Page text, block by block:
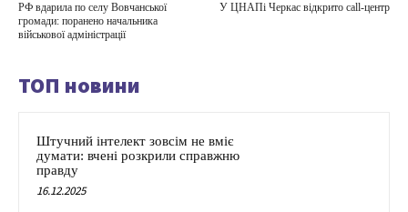
РФ вдарила по селу Вовчанської
громади: поранено начальника
військової адміністрації
У ЦНАПі Черкас відкрито call-центр
ТОП новини
Штучний інтелект зовсім не вміє
думати: вчені розкрили справжню
правду
16.12.2025